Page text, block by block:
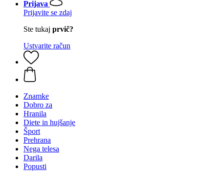
Prijava
Prijavite se zdaj
Ste tukaj prvič?
Ustvarite račun
Znamke
Dobro za
Hranila
Diete in hujšanje
Šport
Prehrana
Nega telesa
Darila
Popusti